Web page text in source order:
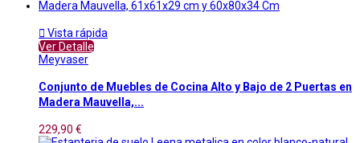
 Vista rápida
Ver Detalle
Meyvaser
Conjunto de Muebles de Cocina Alto y Bajo de 2 Puertas en
Madera Mauvella,...
229,90 €